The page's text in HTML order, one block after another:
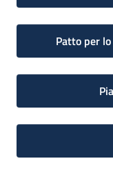
Patto per